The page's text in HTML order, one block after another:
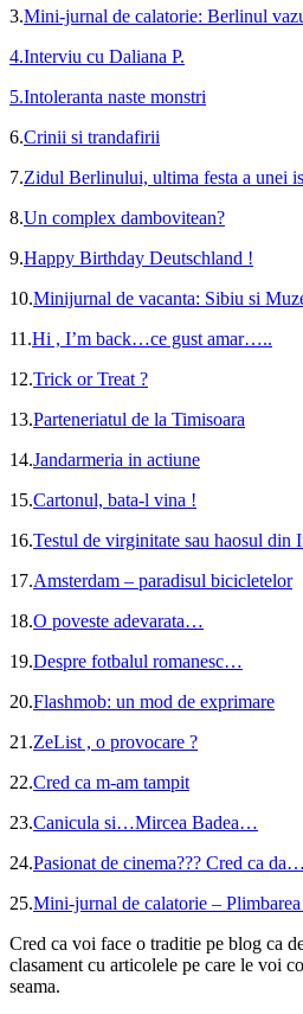
3.Mini-jurnal de calatorie: Berlinul
4.Interviu cu Daliana P.
5.Intoleranta naste monstri
6.Crinii si trandafirii
7.Zidul Berlinului, ultima festa a unei
8.Un complex dambovitean?
9.Happy Birthday Deutschland !
10.Minijurnal de vacanta: Sibiu si
11.Hi , I’m back…ce gust amar…..
12.Trick or Treat ?
13.Parteneriatul de la Timisoara
14.Jandarmeria in actiune
15.Cartonul, bata-l vina !
16.Testul de virginitate sau haosul din
17.Amsterdam – paradisul bicicletelor
18.O poveste adevarata…
19.Despre fotbalul romanesc…
20.Flashmob: un mod de exprimare
21.ZeList , o provocare ?
22.Cred ca m-am tampit
23.Canicula si…Mircea Badea…
24.Pasionat de cinema??? Cred ca
25.Mini-jurnal de calatorie – Plimbarea
Cred ca voi face o traditie pe blog ca
clasament cu articolele pe care le voi
seama.